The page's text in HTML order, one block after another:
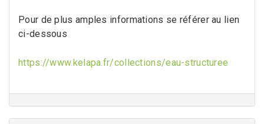
Pour de plus amples informations se référer au lien
ci-dessous
https://www.kelapa.fr/collections/eau-structuree